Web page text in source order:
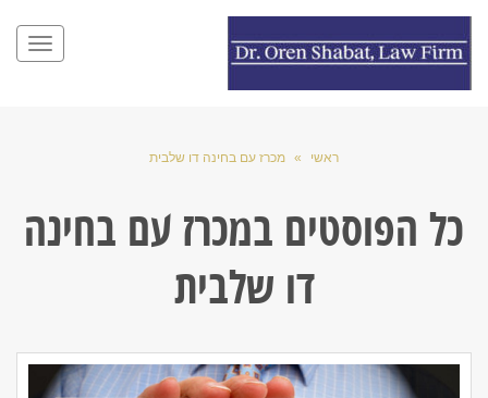
ראשי » מכרז עם בחינה דו שלבית
כל הפוסטים במכרז עם בחינה
דו שלבית